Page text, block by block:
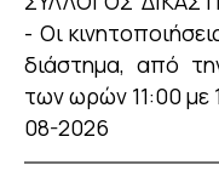
- Οι
διάστημα, από
των ωρών 11:00 με
08-2026